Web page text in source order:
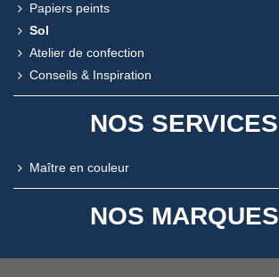
Papiers peints
Sol
Atelier de confection
Conseils & Inspiration
NOS SERVICES
Maître en couleur
NOS MARQUES